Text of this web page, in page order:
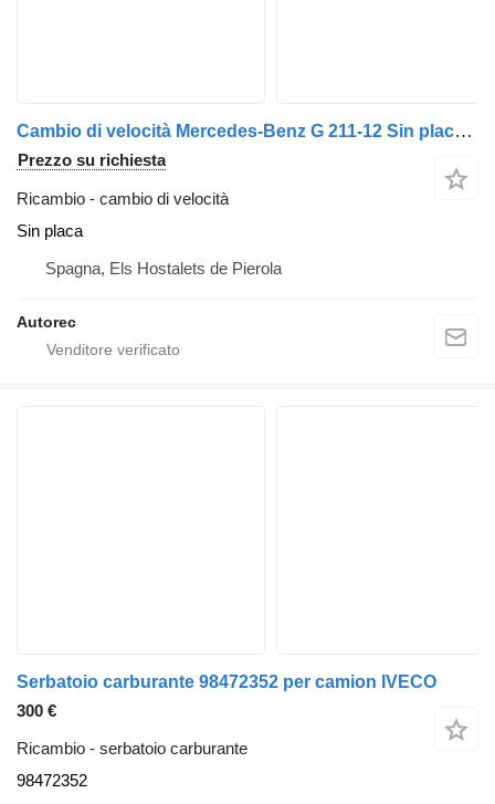
Cambio di velocità Mercedes-Benz G 211-12 Sin placa per camion Mercedes-Benz Actros 1841
Prezzo su richiesta
Ricambio - cambio di velocità
Sin placa
Spagna, Els Hostalets de Pierola
Autorec
Serbatoio carburante 98472352 per camion IVECO
300 €
Ricambio - serbatoio carburante
98472352